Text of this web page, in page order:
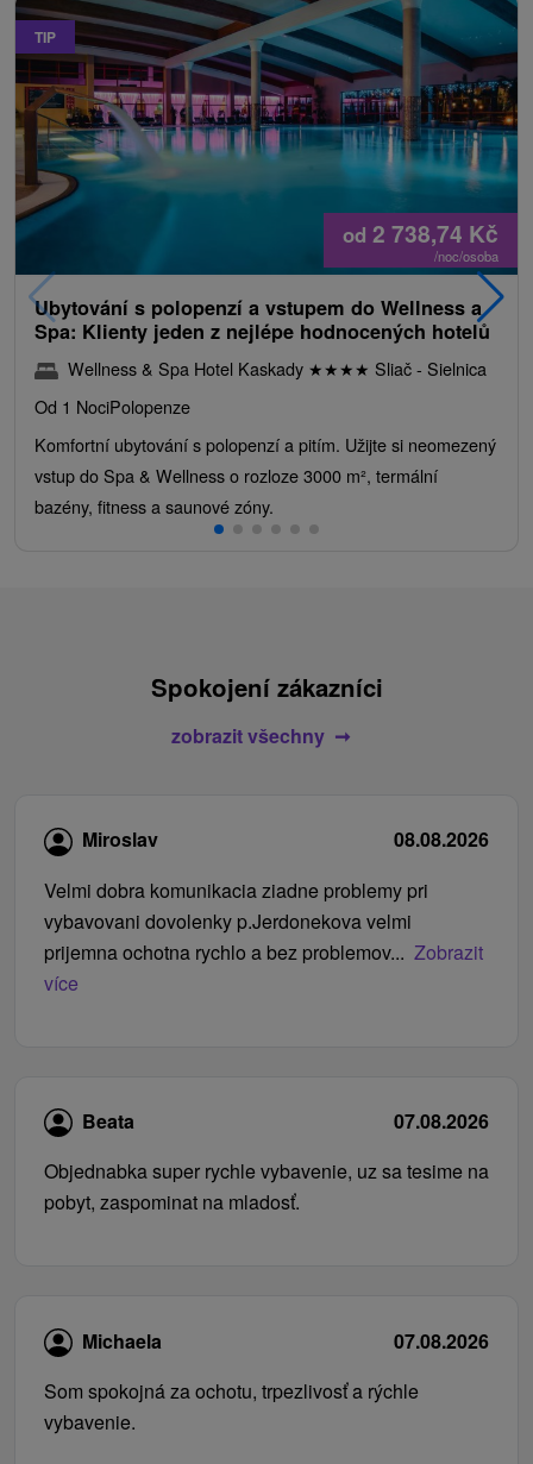
TIP
od 2 738,74 Kč
/noc/osoba
Ubytování s polopenzí a vstupem do Wellness a
Spa: Klienty jeden z nejlépe hodnocených hotelů
Wellness & Spa Hotel Kaskady ★★★★ Sliač - Sielnica
Od 1 NociPolopenze
Komfortní ubytování s polopenzí a pitím. Užijte si neomezený
vstup do Spa & Wellness o rozloze 3000 m², termální
bazény, fitness a saunové zóny.
Spokojení zákazníci
zobrazit všechny
Miroslav
08.08.2026
Velmi dobra komunikacia ziadne problemy pri
vybavovani dovolenky p.Jerdonekova velmi
prijemna ochotna rychlo a bez problemov... Zobrazit
více
Beata
07.08.2026
Objednabka super rychle vybavenie, uz sa tesime na
pobyt, zaspominat na mladosť.
Michaela
07.08.2026
Som spokojná za ochotu, trpezlivosť a rýchle
vybavenie.